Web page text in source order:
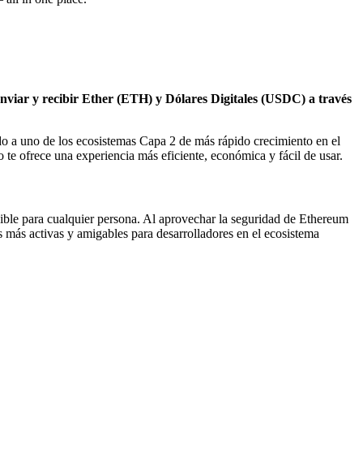
y recibir Ether (ETH) y Dólares Digitales (USDC) a través
uno de los ecosistemas Capa 2 de más rápido crecimiento en el
ofrece una experiencia más eficiente, económica y fácil de usar.
para cualquier persona. Al aprovechar la seguridad de Ethereum
activas y amigables para desarrolladores en el ecosistema